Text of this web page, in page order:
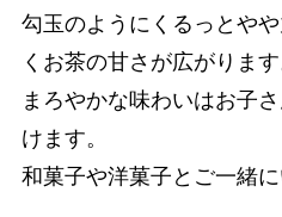
勾玉のようにくるっとや
くお茶の甘さが広がります
まろやかな味わいはお子
けます。
和菓子や洋菓子とご一緒に